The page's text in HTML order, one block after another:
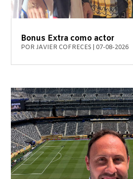
Bonus Extra como actor
PORJAVIER COFRECES 07-08-2026